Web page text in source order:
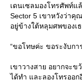
เดนเซลมองโทรศัพท์แ
Sector 5 เขาหวังว่า
อยู่ข้างใต้หลุมศพของเ
“ขอโทษค่ะ ขอระงับกา
เขาวางสาย อยากจะ
ได้ทำ และลองโทรออ